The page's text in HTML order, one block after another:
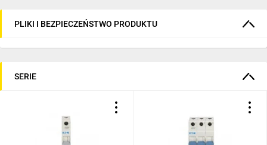
PLIKI I BEZPIECZEŃSTWO PRODUKTU
SERIE